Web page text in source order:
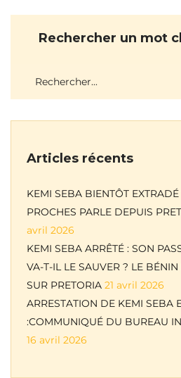
Rechercher un mot
Articles récents
KEMI SEBA BIENTÔT
PROCHES PARLE DEPUIS
avril 2026
KEMI SEBA ARRÊTÉ : SON
VA-T-IL LE SAUVER ? LE
SUR PRETORIA 21 avril 2026
ARRESTATION DE KEMI SEBA
:COMMUNIQUÉ DU BUREAU
16 avril 2026